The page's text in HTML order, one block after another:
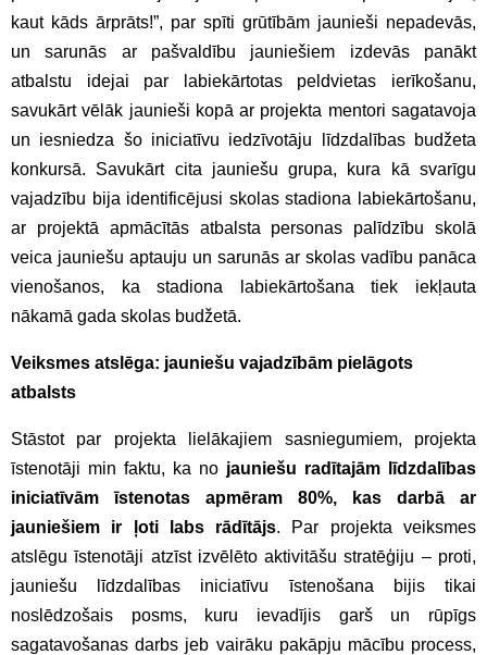
kaut kāds ārprāts!”, par spīti grūtībām jaunieši nepadevās,
un sarunās ar pašvaldību jauniešiem izdevās panākt
atbalstu idejai par labiekārtotas peldvietas ierīkošanu,
savukārt vēlāk jaunieši kopā ar projekta mentori sagatavoja
un iesniedza šo iniciatīvu iedzīvotāju līdzdalības budžeta
konkursā. Savukārt cita jauniešu grupa, kura kā svarīgu
vajadzību bija identificējusi skolas stadiona labiekārtošanu,
ar projektā apmācītās atbalsta personas palīdzību skolā
veica jauniešu aptauju un sarunās ar skolas vadību panāca
vienošanos, ka stadiona labiekārtošana tiek iekļauta
nākamā gada skolas budžetā.
Veiksmes atslēga: jauniešu vajadzībām pielāgots
atbalsts
Stāstot par projekta lielākajiem sasniegumiem, projekta
īstenotāji min faktu, ka no jauniešu radītajām līdzdalības
iniciatīvām īstenotas apmēram 80%, kas darbā ar
jauniešiem ir ļoti labs rādītājs. Par projekta veiksmes
atslēgu īstenotāji atzīst izvēlēto aktivitāšu stratēģiju – proti,
jauniešu līdzdalības iniciatīvu īstenošana bijis tikai
noslēdzošais posms, kuru ievadījis garš un rūpīgs
sagatavošanas darbs jeb vairāku pakāpju mācību process,